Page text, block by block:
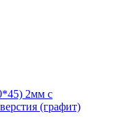
2мм с
(графит)